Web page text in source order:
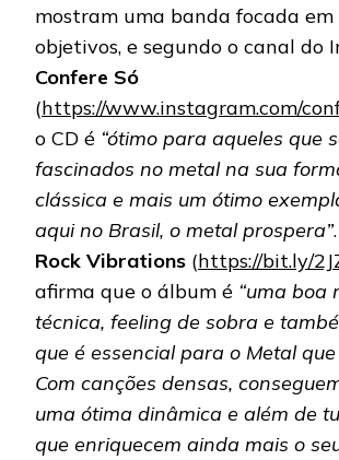
mostram uma banda focada em
objetivos, e segundo o canal do
Confere Só
(https://www.instagram.com/
o CD é “ótimo para aqueles que
fascinados no metal na sua
clássica e mais um ótimo
aqui no Brasil, o metal prospera”
Rock Vibrations (https://bit.ly/
afirma que o álbum é “uma boa
técnica, feeling de sobra e
que é essencial para o Metal
Com canções densas,
uma ótima dinâmica e além de
que enriquecem ainda mais o